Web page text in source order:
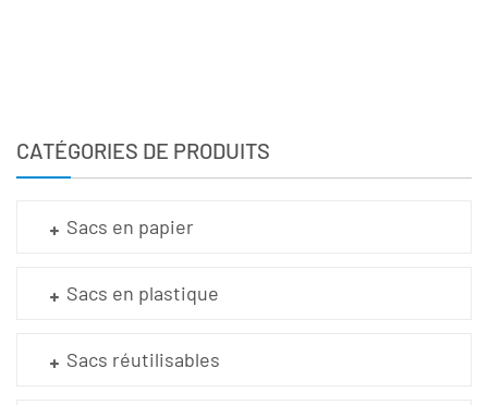
CATÉGORIES DE PRODUITS
Sacs en papier
Sacs en plastique
Sacs réutilisables